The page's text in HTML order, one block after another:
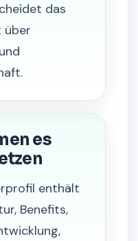
das
über
es
enthält
Benefits,